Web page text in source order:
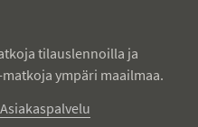
tilauslennoilla ja
ympäri maailmaa.
Asiakaspalvelu